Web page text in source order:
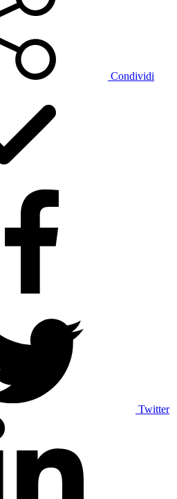
Condividi
Twitter